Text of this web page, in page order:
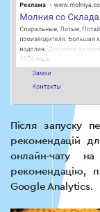
Після запуску
рекомендацій
онлайн-чату
рекомендацію,
Google Analytics.